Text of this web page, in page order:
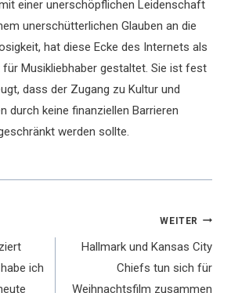
einer unerschöpflichen Leidenschaft
unerschütterlichen Glauben an die
hat diese Ecke des Internets als
Musikliebhaber gestaltet. Sie ist fest
dass der Zugang zu Kultur und
durch keine finanziellen Barrieren
werden sollte.
ich
WEITER
Hallmark und Kansas City
Chiefs tun sich für
Weihnachtsfilm zusammen